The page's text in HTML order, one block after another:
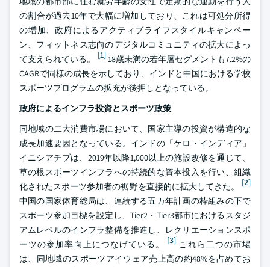
の割合が過去10年で大幅に増加しており、これは可処分所得
の増加、政府によるアクティブライフスタイルキャンペー
ン、フィットネス志向のデジタルコミュニティの拡大によっ
て支えられている。
[1]18歳未満の若年層セグメントも7.2%の
CAGRで同様の成長を示しており、インドと中国における学校
スポーツプログラムの拡充が後押しとなっている。
政府によるインフラ投資とスポーツ政策
同地域の二大消費市場において、国家主導の投資が構造的な
成長加速要因となっている。インドの「ケロ・インディア」
イニシアチブは、2019年以降1,000以上の施設改修を通じて、
草の根スポーツインフラへの持続的な資本投入を行い、組織
化されたスポーツ参加者の裾野を直接的に拡大してきた。
[2]
中国の国家体育総局は、連続する五カ年計画の枠組みの下で
スポーツ参加目標を設定し、Tier2・Tier3都市におけるスタジ
アムレベルのインフラ整備を推進し、レクリエーションスポ
ーツの参加率向上につなげている。
[3] これら二つの市場
は、同地域のスポーツアイウェア売上高の約48%を占めてお